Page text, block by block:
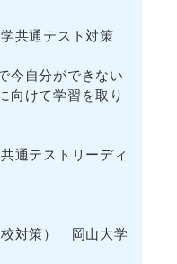
共通テスト対策
今自分ができない
向けて学習を取り
通テストリーディ
校対策） 岡山大学